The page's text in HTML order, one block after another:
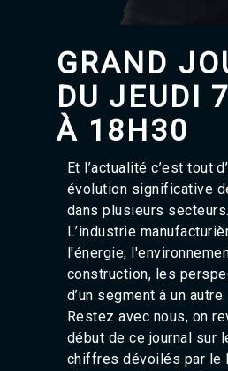
El
GRAND
DU JEUDI
À 18H30
Et l’actualité c’est tout
évolution significative
dans plusieurs secteurs.
L’industrie
l'énergie,
construction, les
d’un segment à un autre.
Restez avec nous, on
début de ce journal sur
chiffres dévoilés par le